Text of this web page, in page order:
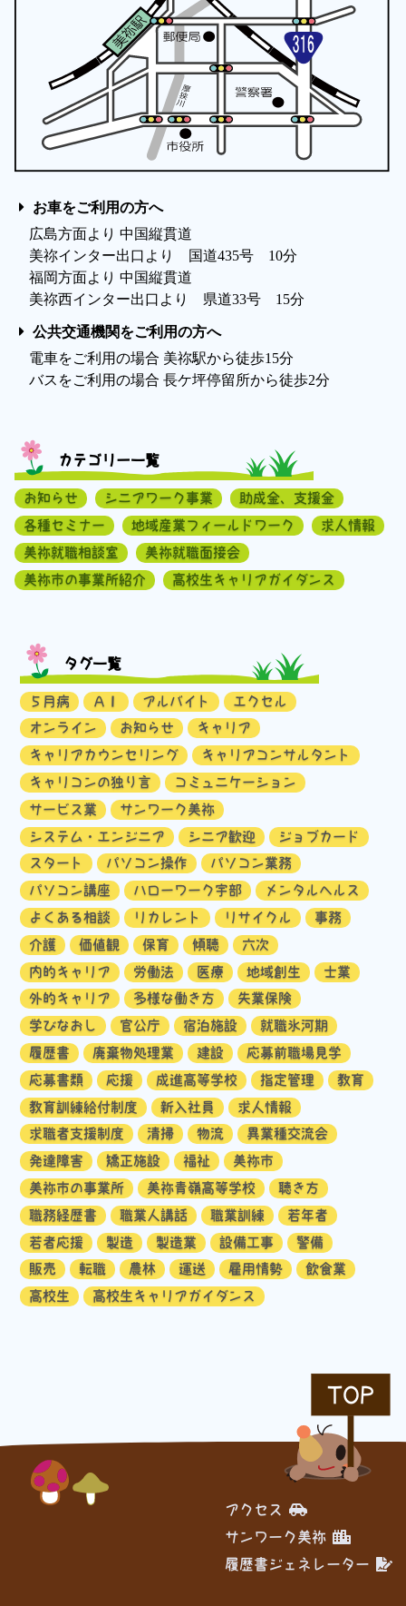
お車をご利用の方へ
広島方面より 中国縦貫道
美祢インター出口より 国道435号 10分
福岡方面より 中国縦貫道
美祢西インター出口より 県道33号 15分
公共交通機関をご利用の方へ
電車をご利用の場合 美祢駅から徒歩15分
バスをご利用の場合 長ケ坪停留所から徒歩2分
カテゴリー一覧
お知らせ シニアワーク事業
助成金、支援金
各種セミナー
地域産業フィールドワーク
求人情報
美祢就職相談室
美祢就職面接会
美祢市の事業所紹介
高校生キャリアガイダンス
タグ一覧
５月病 ＡＩ アルバイト
エクセル
オンライン
お知らせ
キャリア
キャリアカウンセリング
キャリアコンサルタント
キャリコンの独り言
コミュニケーション
サービス業
サンワーク美祢
システム・エンジニア
シニア歓迎
ジョブカード
スタート
パソコン操作
パソコン業務
パソコン講座
ハローワーク宇部
メンタルヘルス
よくある相談
リカレント リサイクル
事務
介護
価値観 保育 傾聴
六次
内的キャリア
労働法 医療 地域創生
士業
外的キャリア
多様な働き方
失業保険
学びなおし
官公庁 宿泊施設
就職氷河期
履歴書
廃棄物処理業 建設
応募前職場見学
応募書類
応援 成進高等学校 指定管理
教育
教育訓練給付制度
新入社員
求人情報
求職者支援制度
清掃 物流
異業種交流会
発達障害
矯正施設 福祉
美祢市
美祢市の事業所
美祢青嶺高等学校
聴き方
職務経歴書
職業人講話 職業訓練
若年者
若者応援
製造 製造業 設備工事
警備
販売
転職 農林 運送 雇用情勢
飲食業
高校生
高校生キャリアガイダンス
TOP
アクセス
サンワーク美祢
履歴書ジェネレーター